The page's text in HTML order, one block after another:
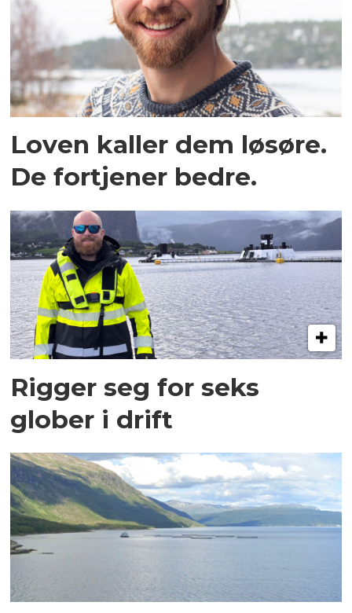
Loven kaller dem løsøre.
De fortjener bedre.
Rigger seg for seks
glober i drift